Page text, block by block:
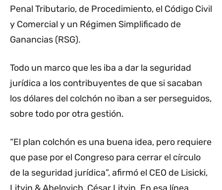
Penal Tributario, de Procedimiento, el Código Civil
y Comercial y un Régimen Simplificado de
Ganancias (RSG).
Todo un marco que les iba a dar la seguridad
jurídica a los contribuyentes de que si sacaban
los dólares del colchón no iban a ser perseguidos,
sobre todo por otra gestión.
“El plan colchón es una buena idea, pero requiere
que pase por el Congreso para cerrar el círculo
de la seguridad jurídica”, afirmó el CEO de Lisicki,